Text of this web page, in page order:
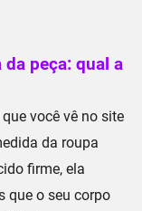
peça: qual a
você vê no site
da roupa
firme, ela
que o seu corpo